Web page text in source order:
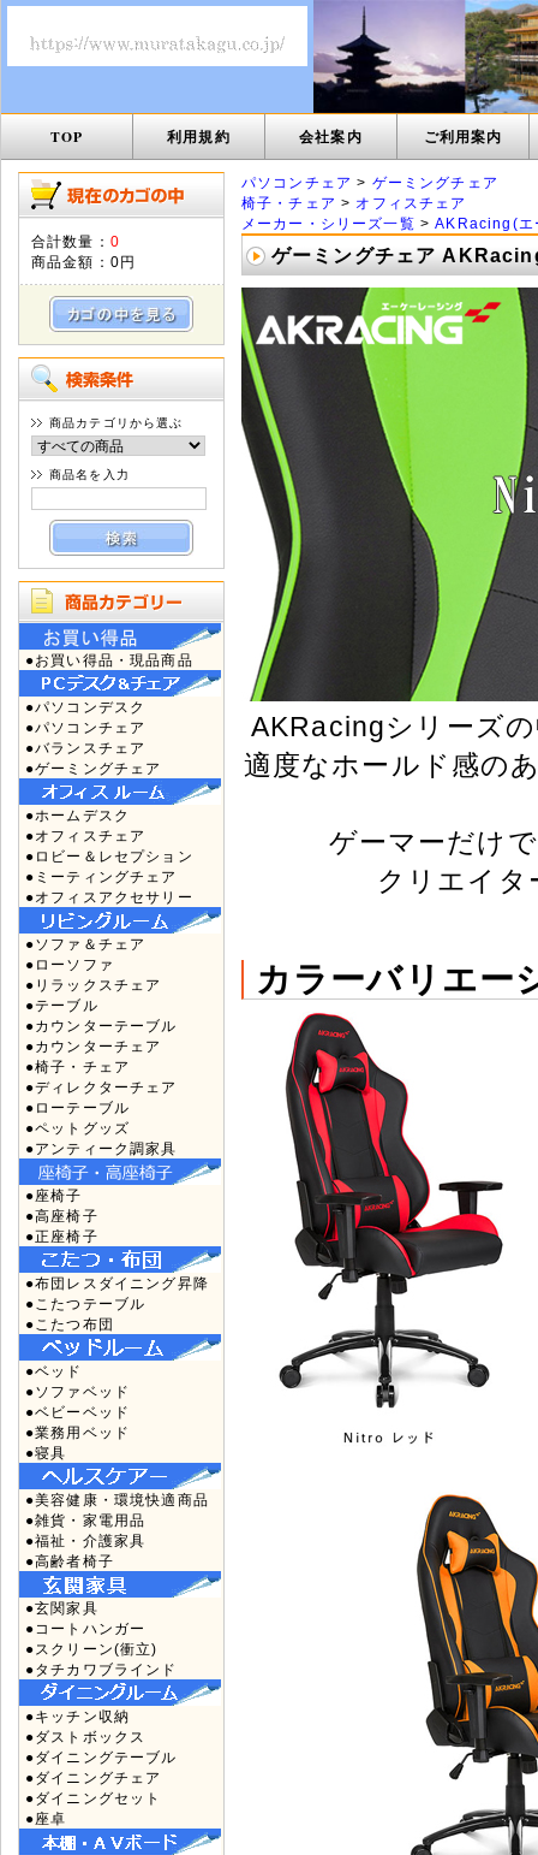
TOP 利用規約 会社案内 ご利用案内
合計数量： 0
商品金額： 0円
商品カテゴリから選ぶ
商品名を入力
●お買い得品・現品商品
●パソコンデスク
●パソコンチェア
●バランスチェア
●ゲーミングチェア
●ホームデスク
●オフィスチェア
●ロビー＆レセプション
●ミーティングチェア
●オフィスアクセサリー
●ソファ＆チェア
●ローソファ
●リラックスチェア
●テーブル
●カウンターテーブル
●カウンターチェア
●椅子・チェア
●ディレクターチェア
●ローテーブル
●ペットグッズ
●アンティーク調家具
●座椅子
●高座椅子
●正座椅子
●布団レスダイニング昇降
●こたつテーブル
●こたつ布団
●ベッド
●ソファベッド
●ベビーベッド
●業務用ベッド
●寝具
●美容健康・環境快適商品
●雑貨・家電用品
●福祉・介護家具
●高齢者椅子
●玄関家具
●コートハンガー
●スクリーン(衝立)
●タチカワブラインド
●キッチン収納
●ダストボックス
●ダイニングテーブル
●ダイニングチェア
●ダイニングセット
●座卓
パソコンチェア > ゲーミングチェア
椅子・チェア > オフィスチェア
メーカー・シリーズ一覧 >AKRacing(エ
ゲーミングチェア
AKRacingシリーズ
適度なホールド感の
ゲーマーだけ
クリエイタ
カラーバリエー